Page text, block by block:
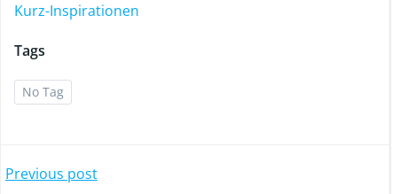
Kurz-Inspirationen
Tags
No Tag
Previous post